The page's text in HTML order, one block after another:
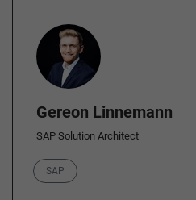
Author
Gereon Linnemann
SAP Solution Architect
Category
SAP